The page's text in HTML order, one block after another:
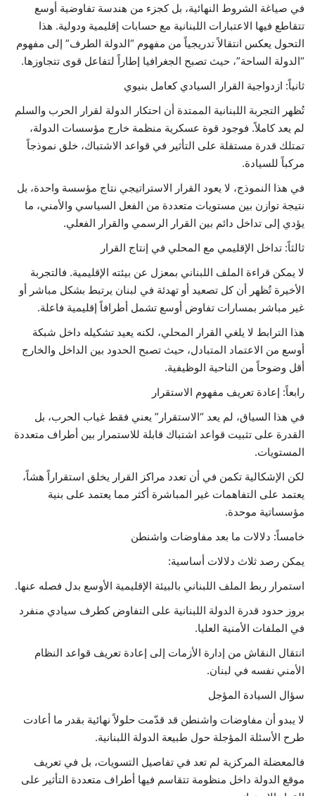
في صياغة الشروط النهائية، بل كجزء من هندسة تفاوضية أوسع
تتقاطع فيها الاعتبارات اللبنانية مع حسابات إقليمية ودولية. هذا
التحول يعكس انتقالاً تدريجياً من مفهوم “الدولة الطرف” إلى مفهوم
“الدولة الساحة”، حيث تصبح الجغرافيا إطاراً لتفاعل قوى تتجاوزها.
ثانياً: ازدواجية القرار السيادي كعامل بنيوي
تُظهر التجربة اللبنانية الممتدة أن احتكار الدولة لقرار الحرب والسلم
لم يعد كاملاً. فوجود قوة عسكرية منظمة خارج مؤسسات الدولة،
تمتلك قدرة مستقلة على التأثير في قواعد الاشتباك، خلق نموذجاً
مركباً للسيادة.
في هذا النموذج، لا يعود القرار الاستراتيجي نتاج مؤسسة واحدة، بل
نتيجة توازن بين مستويات متعددة من الفعل السياسي والأمني، ما
يؤدي إلى تداخل دائم بين القرار الرسمي والقرار الفعلي.
ثالثاً: تداخل الإقليمي مع المحلي في إنتاج القرار
لا يمكن قراءة الملف اللبناني بمعزل عن بيئته الإقليمية. فالتجربة
الأخيرة تُظهر أن كل تصعيد أو تهدئة في لبنان يرتبط بشكل مباشر أو
غير مباشر بمسارات تفاوض أوسع تشمل أطرافاً إقليمية فاعلة.
هذا الترابط لا يلغي القرار المحلي، لكنه يعيد تشكيله داخل شبكة
أوسع من الاعتماد المتبادل، حيث تصبح الحدود بين الداخل والخارج
أقل وضوحاً من الناحية الوظيفية.
رابعاً: إعادة تعريف مفهوم الاستقرار
في هذا السياق، لم يعد “الاستقرار” يعني فقط غياب الحرب، بل
القدرة على تثبيت قواعد اشتباك قابلة للاستمرار بين أطراف متعددة
المستويات.
لكن الإشكالية تكمن في أن تعدد مراكز القرار يخلق استقراراً هشاً،
يعتمد على التفاهمات غير المباشرة أكثر مما يعتمد على بنية
مؤسساتية موحدة.
خامساً: دلالات ما بعد مفاوضات واشنطن
يمكن رصد ثلاث دلالات أساسية:
استمرار ربط الملف اللبناني بالبيئة الإقليمية الأوسع بدل فصله عنها.
بروز حدود قدرة الدولة اللبنانية على التفاوض كطرف سيادي منفرد
في الملفات الأمنية العليا.
انتقال النقاش من إدارة الأزمات إلى إعادة تعريف قواعد النظام
الأمني نفسه في لبنان.
سؤال السيادة المؤجل
لا يبدو أن مفاوضات واشنطن قد قدّمت حلولاً نهائية بقدر ما أعادت
طرح الأسئلة المؤجلة حول طبيعة الدولة اللبنانية.
فالمعضلة المركزية لم تعد في تفاصيل التسويات، بل في تعريف
موقع الدولة داخل منظومة تتقاسم فيها أطراف متعددة التأثير على